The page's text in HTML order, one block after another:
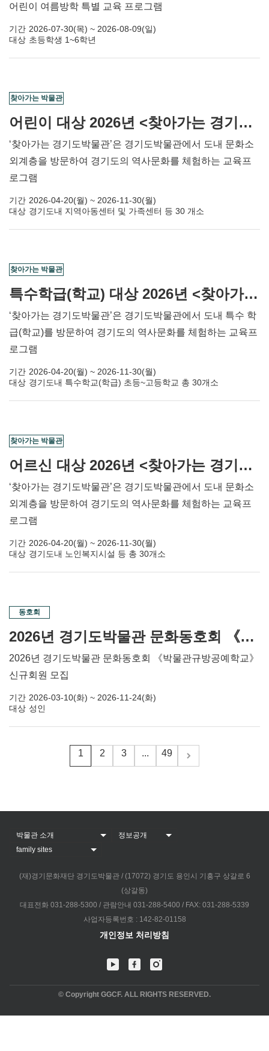
어린이 여름방학 특별 교육 프로그램
기간 2026-07-30(목) ~ 2026-08-09(일)
대상 초등학생 1~6학년
찾아가는 박물관
어린이 대상 2026년 <찾아가는 경기도박물관> 교육 신청
‘찾아가는 경기도박물관’은 경기도박물관에서 도내 문화소
외계층을 방문하여 경기도의 역사문화를 체험하는 교육프
로그램
기간 2026-04-20(월) ~ 2026-11-30(월)
대상 경기도내 지역아동센터 및 가족센터 등 30 개소
찾아가는 박물관
특수학급(학교) 대상 2026년 <찾아가는 경기도박물관> 교육 신청
‘찾아가는 경기도박물관’은 경기도박물관에서 도내 특수 학
급(학교)를 방문하여 경기도의 역사문화를 체험하는 교육프
로그램
기간 2026-04-20(월) ~ 2026-11-30(월)
대상 경기도내 특수학교(학급) 초등~고등학교 총 30개소
찾아가는 박물관
어르신 대상 2026년 <찾아가는 경기도박물관> 교육 신청
‘찾아가는 경기도박물관’은 경기도박물관에서 도내 문화소
외계층을 방문하여 경기도의 역사문화를 체험하는 교육프
로그램
기간 2026-04-20(월) ~ 2026-11-30(월)
대상 경기도내 노인복지시설 등 총 30개소
동호회
2026년 경기도박물관 문화동호회 《박물관 규방공예학교》 신규회원 모집
2026년 경기도박물관 문화동호회 《박물관규방공예학교》
신규회원 모집
기간 2026-03-10(화) ~ 2026-11-24(화)
대상 성인
1 2 3 ... 49
(재)경기문화재단 경기도박물관 / (17072) 경기도 용인시 기흥구 상갈로 6
(상갈동)
대표전화 031-288-5300 / 관람안내 031-288-5400 / FAX: 031-288-5339
사업자등록번호 : 142-82-01158
개인정보 처리방침
© Copyright GGCF. ALL RIGHTS RESERVED.